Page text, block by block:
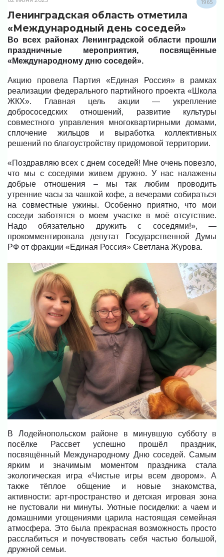
1965
Ленинградская область отметила
«Международный день соседей»
Во всех районах Ленинградской области прошли
праздничные мероприятия, посвящённые
«Международному дню соседей».
Акцию провела Партия «Единая Россия» в рамках
реализации федерального партийного проекта «Школа
ЖКХ». Главная цель акции — укрепление
добрососедских отношений, развитие культуры
совместного управления многоквартирными домами,
сплочение жильцов и выработка коллективных
решений по благоустройству придомовой территории.
«Поздравляю всех с днем соседей! Мне очень повезло,
что мы с соседями живем дружно. У нас налажены
добрые отношения – мы так любим проводить
утренние часы за чашкой кофе, а вечерами собираться
на совместные ужины. Особенно приятно, что мои
соседи заботятся о моем участке в моё отсутствие.
Надо обязательно дружить с соседями!», —
прокомментировала депутат Государственной Думы
РФ от фракции «Единая Россия» Светлана Журова.
В Лодейнопольском районе в минувшую субботу в
посёлке Рассвет успешно прошёл праздник,
посвящённый Международному Дню соседей. Самым
ярким и значимым моментом праздника стала
экологическая игра «Чистые игры всем двором». А
также тёплое общение и новые знакомства,
активности: арт-пространство и детская игровая зона
не пустовали ни минуты. Уютные посиделки: а чаем и
домашними угощениями царила настоящая семейная
атмосфера. Это была прекрасная возможность просто
расслабиться и почувствовать себя частью большой,
дружной семьи.